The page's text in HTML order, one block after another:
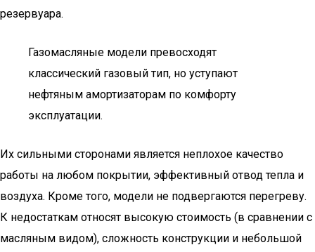
резервуара.
Газомасляные модели превосходят
классический газовый тип, но уступают
нефтяным амортизаторам по комфорту
эксплуатации.
Их сильными сторонами является неплохое качество
работы на любом покрытии, эффективный отвод тепла и
воздуха. Кроме того, модели не подвергаются перегреву.
К недостаткам относят высокую стоимость (в сравнении с
масляным видом), сложность конструкции и небольшой